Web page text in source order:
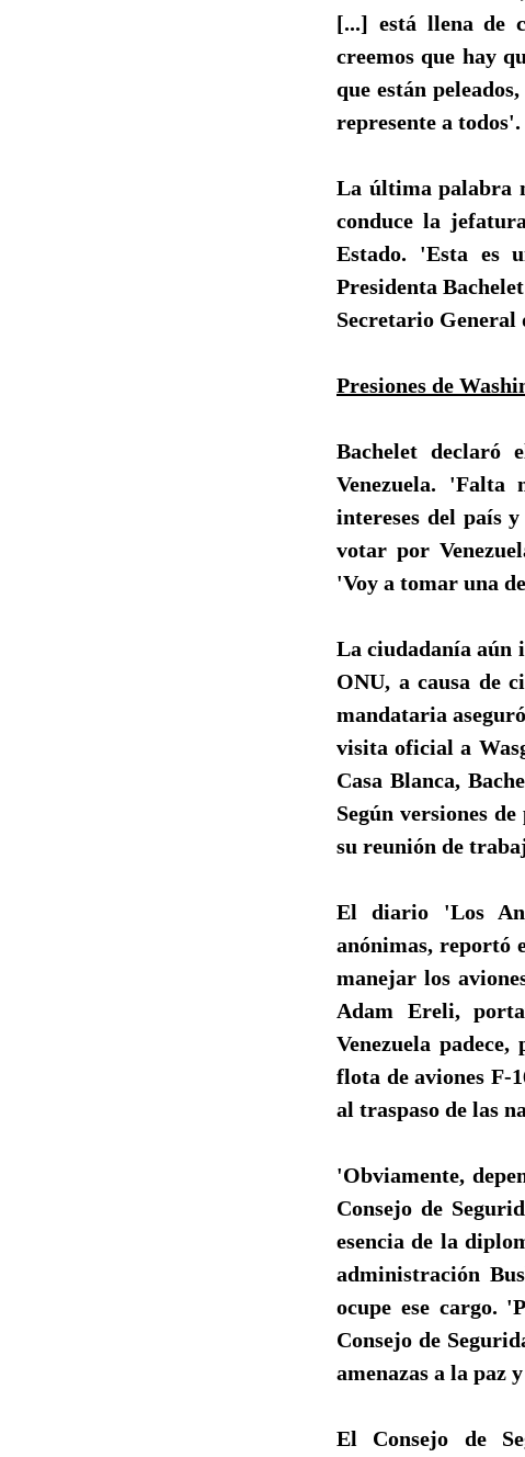
[...] está llena de
creemos que hay
que están
represente a todos'.
La última palabra
conduce la
Estado. 'Esta es
Presidenta
Secretario General
Presiones de
Bachelet declaró
Venezuela.
intereses del país
votar por
'Voy a tomar una
La ciudadanía aún
ONU, a causa de
mandataria
visita oficial a
Casa Blanca,
Según versiones
su reunión de
El diario 'Los
anónimas, reportó
manejar los
Adam Ereli,
Venezuela
flota de aviones F-
al traspaso de las
'Obviamente,
Consejo de
esencia de la
administración
ocupe ese cargo.
Consejo de
amenazas a la paz
El Consejo de